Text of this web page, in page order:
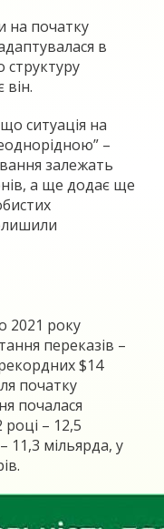
на початку
в
структуру
він.
ситуація на
–
залежать
а ще додає ще
2021 року
переказів –
$14
початку
почалася
– 12,5
11,3 мільярда, у